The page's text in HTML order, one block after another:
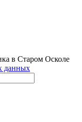
в Старом Осколе
данных